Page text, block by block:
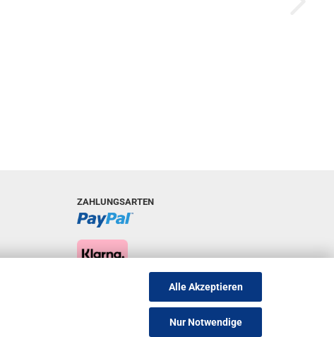
Alle Akzeptieren
Nur Notwendige
ZAHLUNGSARTEN